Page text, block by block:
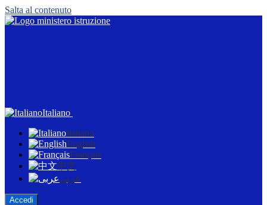
Salta al contenuto
Italiano
Italiano
English
Français
中文
عربى
Accedi